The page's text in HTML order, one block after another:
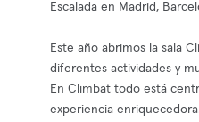
Escalada en Madrid,
Este año abrimos la sala
diferentes actividades y
En Climbat todo está
experiencia